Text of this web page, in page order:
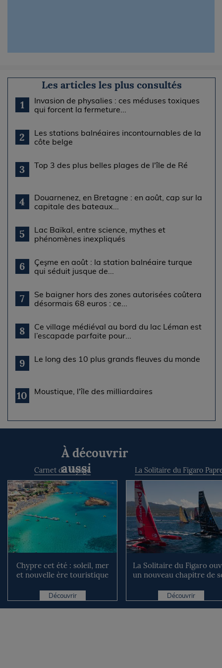
Les articles les plus consultés
1
Invasion de physalies : ces méduses toxiques
qui forcent la fermeture...
2
Les stations balnéaires incontournables de la
côte belge
3 Top 3 des plus belles plages de l'île de Ré
4
Douarnenez, en Bretagne : en août, cap sur la
capitale des bateaux...
5
Lac Baïkal, entre science, mythes et
phénomènes inexpliqués
6
Çeşme en août : la station balnéaire turque
qui séduit jusque de...
7
Se baigner hors des zones autorisées coûtera
désormais 68 euros : ce...
8
Ce village médiéval au bord du lac Léman est
l’escapade parfaite pour...
9 Le long des 10 plus grands fleuves du monde
10 Moustique, l'île des milliardaires
À découvrir
aussi
Carnet de voyage
Chypre cet été : soleil, mer
et nouvelle ère touristique
Découvrir
La Solitaire du Figaro
La Solitaire du Figaro
un nouveau chapitre de
Découvrir